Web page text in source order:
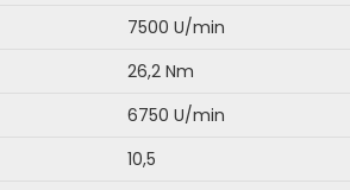
7500 U/min
26,2 Nm
6750 U/min
10,5